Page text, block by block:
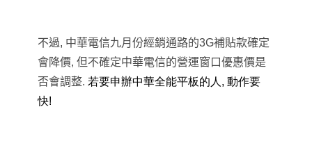
不過, 中華電信九月份經銷通路的3G補貼款確定
會降價, 但不確定中華電信的營運窗口優惠價是
否會調整. 若要申辦中華全能平板的人, 動作要
快!